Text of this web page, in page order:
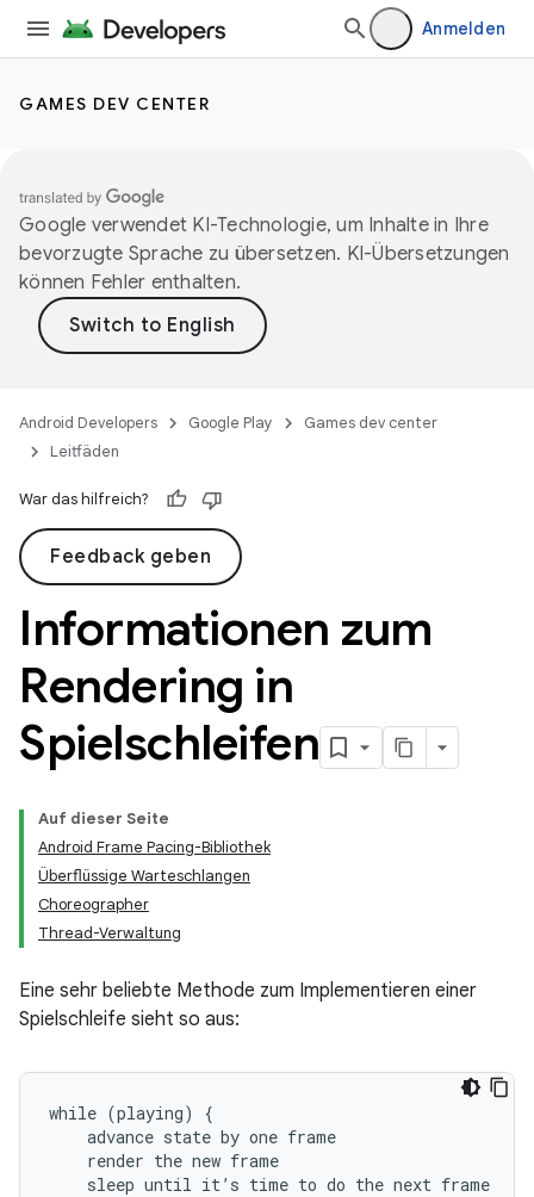
Anmelden
GAMES DEV CENTER
Google verwendet KI-Technologie, um Inhalte in Ihre
bevorzugte Sprache zu übersetzen. KI-Übersetzungen
können Fehler enthalten.
Android Developers Google Play
Games dev center
Leitfäden
War das hilfreich?
Feedback geben
Informationen zum
Rendering in
Spielschleifen
Auf dieser Seite
Android Frame Pacing-Bibliothek
Überflüssige Warteschlangen
Choreographer
Thread-Verwaltung
Eine sehr beliebte Methode zum Implementieren einer
Spielschleife sieht so aus:
while (playing) {
    advance state by one frame
    render the new frame
    sleep until it’s time to do the next frame